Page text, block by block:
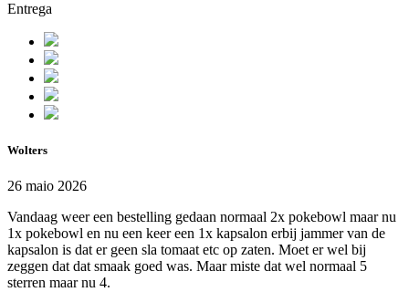
Entrega
Wolters
26 maio 2026
Vandaag weer een bestelling gedaan normaal 2x pokebowl maar nu
1x pokebowl en nu een keer een 1x kapsalon erbij jammer van de
kapsalon is dat er geen sla tomaat etc op zaten. Moet er wel bij
zeggen dat dat smaak goed was. Maar miste dat wel normaal 5
sterren maar nu 4.